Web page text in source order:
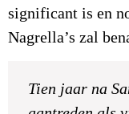
significant is en
Nagrella’s zal
Tien jaar na